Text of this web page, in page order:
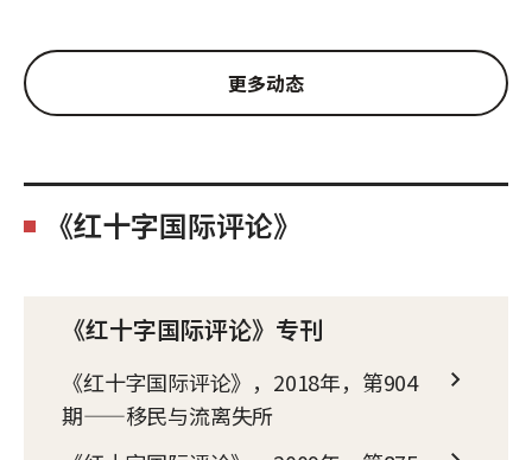
更多动态
《红十字国际评论》
《红十字国际评论》专刊
《红十字国际评论》，2018年，第904
期——移民与流离失所